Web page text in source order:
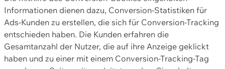
Informationen dienen dazu, Conversion-Statistiken für
Ads-Kunden zu erstellen, die sich für Conversion-Tracking
entschieden haben. Die Kunden erfahren die
Gesamtanzahl der Nutzer, die auf ihre Anzeige geklickt
haben und zu einer mit einem Conversion-Tracking-Tag